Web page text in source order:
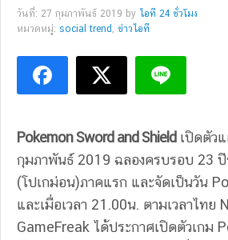
วันที่: 27 กุมภาพันธ์ 2019 by ไอที 24 ชั่วโมง
หมวดหมู่: social trend , ข่าวไอที
Pokemon Sword and Shield เปิดตัว
กุมภาพันธ์ 2019 ฉลองครบรอบ 23 ปี
(โปเกม่อน)ภาคแรก และจัดเป็นวัน
และเมื่อเวลา 21.00น. ตามเวลาไท
GameFreak ได้ประกาศเปิดตัวเกม